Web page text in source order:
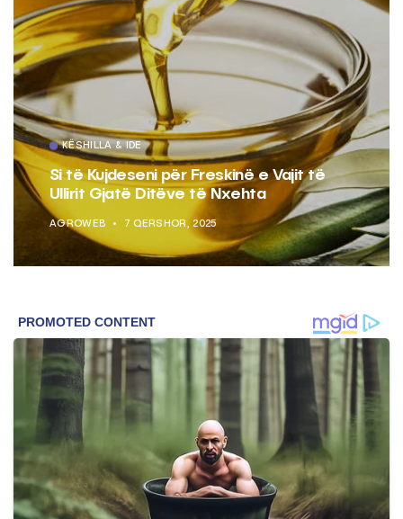
KËSHILLA & IDE
Si të Kujdeseni për Freskinë e Vajit të
Ullirit Gjatë Ditëve të Nxehta
AGROWEB 7 QERSHOR, 2025